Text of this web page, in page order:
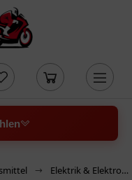
Elektrik & Elektronik